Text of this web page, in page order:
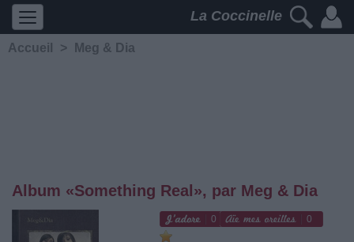
La Coccinelle
Accueil > Meg & Dia
Album «Something Real», par Meg & Dia
0 0